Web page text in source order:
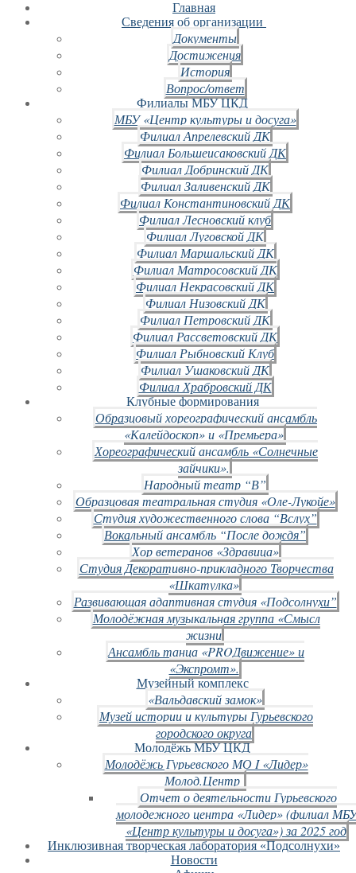
Главная
Сведения об организации
Документы
Достижения
История
Вопрос/ответ
Филиалы МБУ ЦКД
МБУ «Центр культуры и досуга»
Филиал Апрелевский ДК
Филиал Большеисаковский ДК
Филиал Добринский ДК
Филиал Заливенский ДК
Филиал Константиновский ДК
Филиал Лесновский клуб
Филиал Луговской ДК
Филиал Маршальский ДК
Филиал Матросовский ДК
Филиал Некрасовский ДК
Филиал Низовский ДК
Филиал Петровский ДК
Филиал Рассветовский ДК
Филиал Рыбновский Клуб
Филиал Ушаковский ДК
Филиал Храбровский ДК
Клубные формирования
Образцовый хореографический ансамбль
«Калейдоскоп» и «Премьера»
Хореографический ансамбль «Солнечные
зайчики».
Народный театр “В”
Образцовая театральная студия «Оле-Лукойе»
Студия художественного слова “Вслух”
Вокальный ансамбль “После дождя”
Хор ветеранов «Здравица»
Студия Декоративно-прикладного Творчества
«Шкатулка»
Развивающая адаптивная студия «Подсолнухи”
Молодёжная музыкальная группа «Смысл
жизни
Ансамбль танца «PROДвижение» и
«Экспромт».
Музейный комплекс
«Вальдавский замок»
Музей истории и культуры Гурьевского
городского округа
Молодёжь МБУ ЦКД
Молодёжь Гурьевского МО I «Лидер»
Молод.Центр
Отчет о деятельности Гурьевского
молодежного центра «Лидер» (филиал
«Центр культуры и досуга») за 2025 год
Инклюзивная творческая лаборатория «Подсолнухи»
Новости